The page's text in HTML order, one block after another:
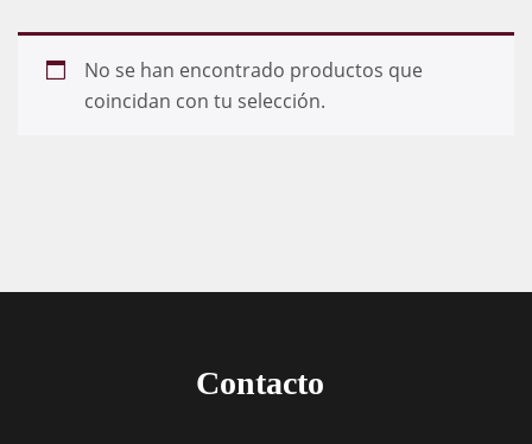
No se han encontrado productos que
coincidan con tu selección.
Contacto